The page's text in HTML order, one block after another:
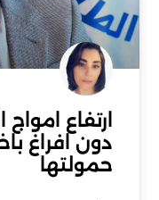
ارتفاع
دون افراغ
حمولتها